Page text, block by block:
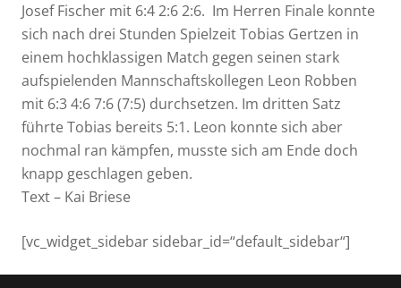
Josef Fischer mit 6:4 2:6 2:6. Im Herren Finale konnte
sich nach drei Stunden Spielzeit Tobias Gertzen in
einem hochklassigen Match gegen seinen stark
aufspielenden Mannschaftskollegen Leon Robben
mit 6:3 4:6 7:6 (7:5) durchsetzen. Im dritten Satz
führte Tobias bereits 5:1. Leon konnte sich aber
nochmal ran kämpfen, musste sich am Ende doch
knapp geschlagen geben.
Text – Kai Briese
[vc_widget_sidebar sidebar_id=“default_sidebar“]